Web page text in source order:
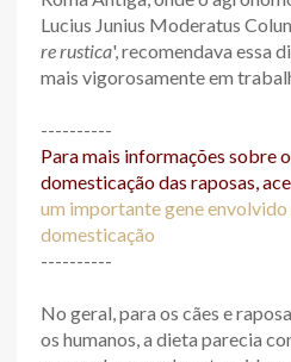
Lucius Junius Moderatus
re rustica', recomendava essa
mais vigorosamente em
----------
Para mais informações sobre
domesticação das raposas,
um importante gene
domesticação
----------
No geral, para os cães e
os humanos, a dieta parecia